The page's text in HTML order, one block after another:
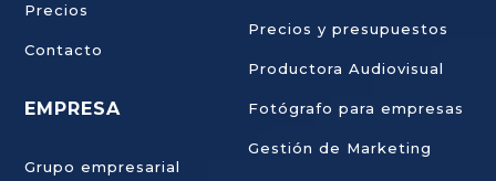
Precios
Contacto
EMPRESA
Grupo empresarial
Precios y presupuestos
Productora Audiovisual
Fotógrafo para empresas
Gestión de Marketing